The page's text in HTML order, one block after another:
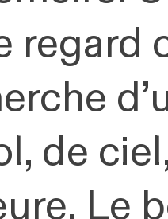
regard
de
Le